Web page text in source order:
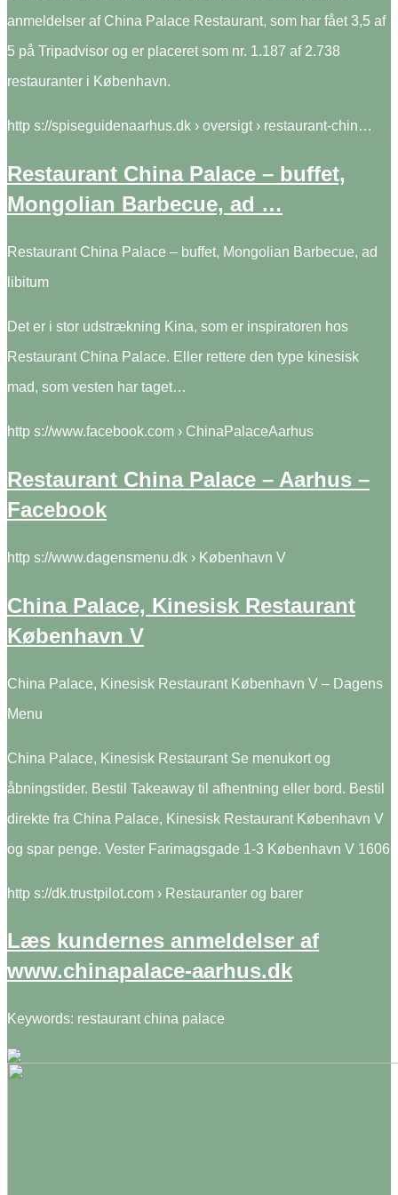
anmeldelser af China Palace Restaurant, som har fået 3,5 af
5 på Tripadvisor og er placeret som nr. 1.187 af 2.738
restauranter i København.
http s://spiseguidenaarhus.dk › oversigt › restaurant-chin…
Restaurant China Palace – buffet,
Mongolian Barbecue, ad …
Restaurant China Palace – buffet, Mongolian Barbecue, ad
libitum
Det er i stor udstrækning Kina, som er inspiratoren hos
Restaurant China Palace. Eller rettere den type kinesisk
mad, som vesten har taget…
http s://www.facebook.com › ChinaPalaceAarhus
Restaurant China Palace – Aarhus –
Facebook
http s://www.dagensmenu.dk › København V
China Palace, Kinesisk Restaurant
København V
China Palace, Kinesisk Restaurant København V – Dagens
Menu
China Palace, Kinesisk Restaurant Se menukort og
åbningstider. Bestil Takeaway til afhentning eller bord. Bestil
direkte fra China Palace, Kinesisk Restaurant København V
og spar penge. Vester Farimagsgade 1-3 København V 1606
http s://dk.trustpilot.com › Restauranter og barer
Læs kundernes anmeldelser af
www.chinapalace-aarhus.dk
Keywords: restaurant china palace